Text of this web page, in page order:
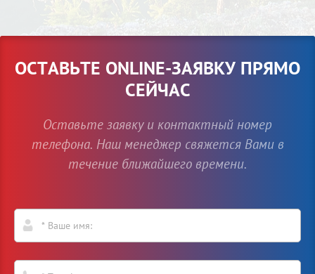
ОСТАВЬТЕ ONLINE-ЗАЯВКУ ПРЯМО
СЕЙЧАС
Оставьте заявку и контактный номер
телефона. Наш менеджер свяжется Вами в
течение ближайшего времени.